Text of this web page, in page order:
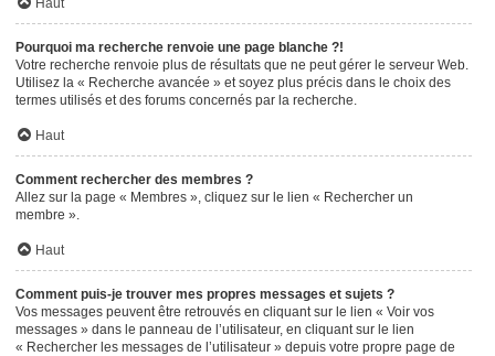
Haut
Pourquoi ma recherche renvoie une page blanche ?!
Votre recherche renvoie plus de résultats que ne peut gérer le serveur Web.
Utilisez la « Recherche avancée » et soyez plus précis dans le choix des
termes utilisés et des forums concernés par la recherche.
Haut
Comment rechercher des membres ?
Allez sur la page « Membres », cliquez sur le lien « Rechercher un
membre ».
Haut
Comment puis-je trouver mes propres messages et sujets ?
Vos messages peuvent être retrouvés en cliquant sur le lien « Voir vos
messages » dans le panneau de l’utilisateur, en cliquant sur le lien
« Rechercher les messages de l’utilisateur » depuis votre propre page de